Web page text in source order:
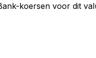
koersen voor dit